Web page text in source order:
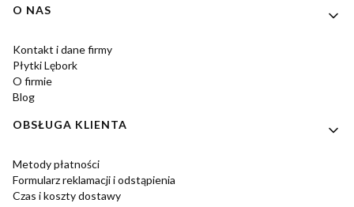
Linki w stopce
O NAS
Kontakt i dane firmy
Płytki Lębork
O firmie
Blog
OBSŁUGA KLIENTA
Metody płatności
Formularz reklamacji i odstąpienia
Czas i koszty dostawy